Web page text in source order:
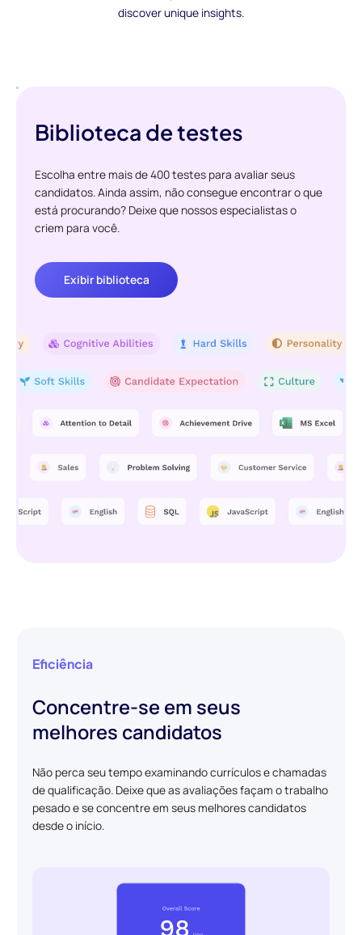
discover unique insights.
Biblioteca de testes
Escolha entre mais de 400 testes para avaliar seus
candidatos. Ainda assim, não consegue encontrar o que
está procurando? Deixe que nossos especialistas o
criem para você.
Exibir biblioteca
Eficiência
Concentre-se em seus
melhores candidatos
Não perca seu tempo examinando currículos e chamadas
de qualificação. Deixe que as avaliações façam o trabalho
pesado e se concentre em seus melhores candidatos
desde o início.